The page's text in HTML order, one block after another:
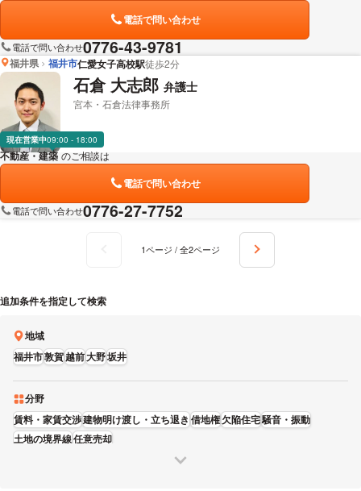
電話で問い合わせ
電話で問い合わせ0776-43-9781
福井県 福井市仁愛女子高校駅徒歩2分
石倉 大志郎 弁護士
宮本・石倉法律事務所
現在営業中09:00 - 18:00
不動産・建築 のご相談は
電話で問い合わせ
電話で問い合わせ0776-27-7752
1ページ / 全2ページ
追加条件を指定して検索
地域
福井市敦賀越前大野坂井
分野
賃料・家賃交渉建物明け渡し・立ち退き 借地権欠陥住宅騒音・振動
土地の境界線任意売却